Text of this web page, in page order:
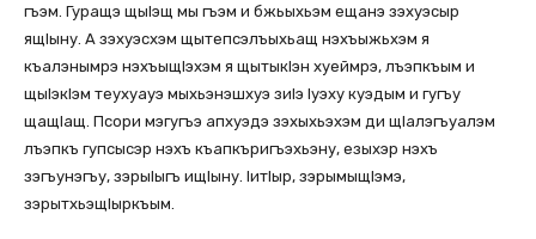
гъэм. Гуращэ щыIэщ мы гъэм и бжьыхьэм ещанэ зэхуэсыр
ящIыну. А зэхуэсхэм щытепсэлъыхьащ нэхъыжьхэм я
къалэнымрэ нэхъыщIэхэм я щытыкIэн хуеймрэ, лъэпкъым и
щыIэкIэм теухуауэ мыхьэнэшхуэ зиIэ Iуэху куэдым и гугъу
щащIащ. Псори мэгугъэ апхуэдэ зэхыхьэхэм ди щIалэгъуалэм
лъэпкъ гупсысэр нэхъ къапкъригъэхьэну, езыхэр нэхъ
зэгъунэгъу, зэрыIыгъ ищIыну. IитIыр, зэрымыщIэмэ,
зэрытхьэщIыркъым.